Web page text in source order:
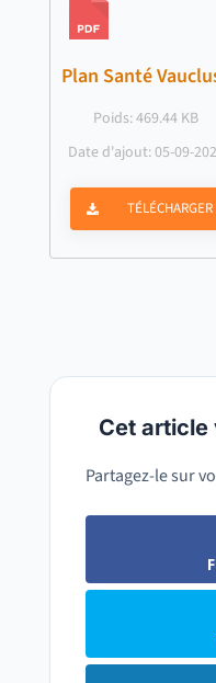
Plan Santé
Poids: 469.44 KB
Date d'ajout: 05-09-
TÉLÉCHARGER
Cet article
Partagez-le sur